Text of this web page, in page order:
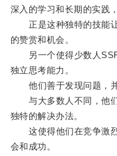
深入的学习和长期的实践
正是这种独特的技能让
的赞赏和机会。
另一个使得少数人SSR
独立思考能力。
他们善于发现问题，并
与大多数人不同，他们
独特的解决办法。
这使得他们在竞争激烈
会和成功。